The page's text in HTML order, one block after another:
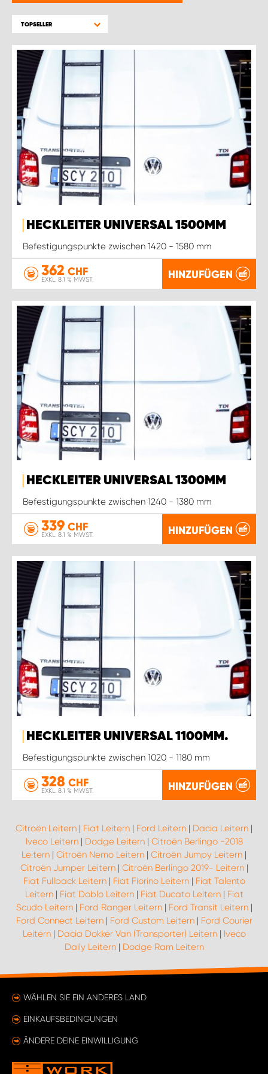
TOPSELLER
HECKLEITER UNIVERSAL 1500MM
Befestigungspunkte zwischen 1420 - 1580 mm
362 CHF
EXKL. 8.1 % MWST. HINZUFÜGEN
HECKLEITER UNIVERSAL 1300MM
Befestigungspunkte zwischen 1240 - 1380 mm
339 CHF
EXKL. 8.1 % MWST. HINZUFÜGEN
HECKLEITER UNIVERSAL 1100MM.
Befestigungspunkte zwischen 1020 - 1180 mm
328 CHF
EXKL. 8.1 % MWST. HINZUFÜGEN
Citroën Leitern | Fiat Leitern | Ford Leitern | Dacia Leitern |
Iveco Leitern| Dodge Leitern| Citroën Berlingo -2018
Leitern | Citroën Nemo Leitern | Citroën Jumpy Leitern |
Citroën Jumper Leitern| Citroën Berlingo 2019- Leitern|
Fiat Fullback Leitern| Fiat Fiorino Leitern| Fiat Talento
Leitern| Fiat Doblo Leitern| Fiat Ducato Leitern| Fiat
Scudo Leitern| Ford Ranger Leitern| Ford Transit Leitern|
Ford Connect Leitern| Ford Custom Leitern| Ford Courier
Leitern| Dacia Dokker Van (Transporter) Leitern| Iveco
Daily Leitern| Dodge Ram Leitern
WÄHLEN SIE EIN ANDERES LAND
EINKAUFSBEDINGUNGEN
ÄNDERE DEINE EINWILLIGUNG